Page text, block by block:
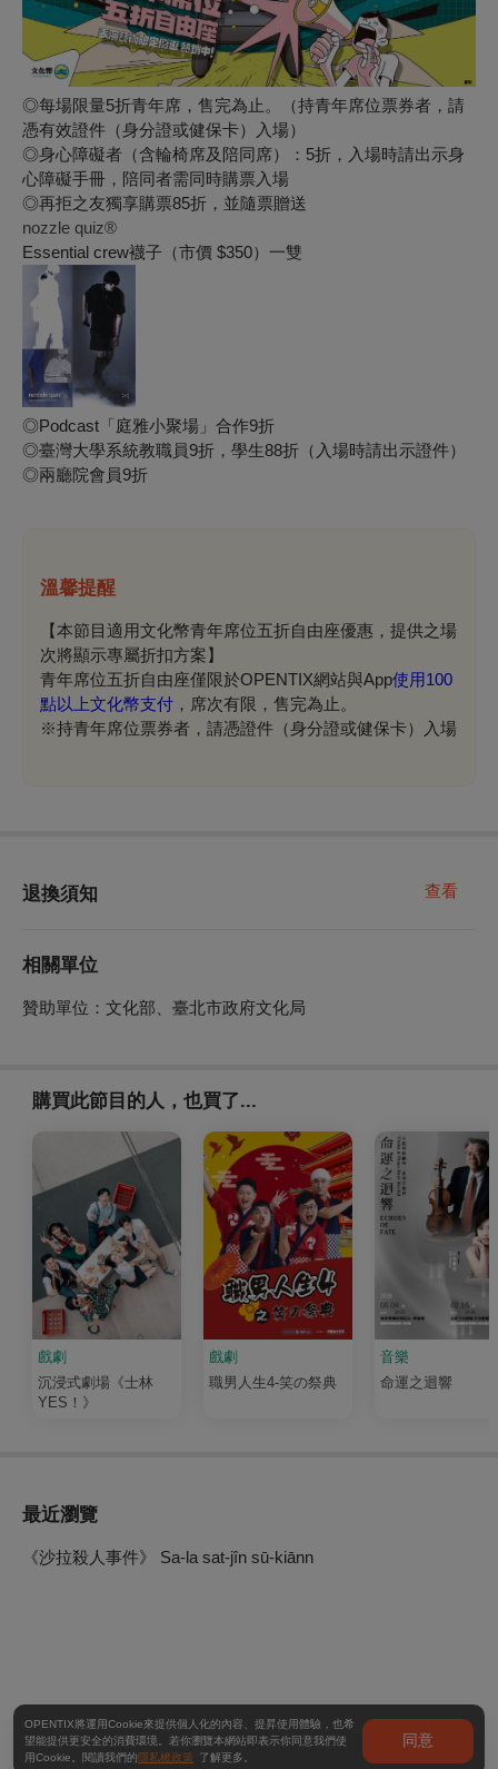
◎每場限量5折青年席，售完為止。（持青年席位票券者，請
憑有效證件（身分證或健保卡）入場）
◎身心障礙者（含輪椅席及陪同席）：5折，入場時請出示身
心障礙手冊，陪同者需同時購票入場
◎再拒之友獨享購票85折，並隨票贈送
nozzle quiz®
Essential crew襪子（市價 $350）一雙
◎Podcast「庭雅小聚場」合作9折
◎臺灣大學系統教職員9折，學生88折（入場時請出示證件）
◎兩廳院會員9折
溫馨提醒
【本節目適用文化幣青年席位五折自由座優惠，提供之場
次將顯示專屬折扣方案】
青年席位五折自由座僅限於OPENTIX網站與App使用100
點以上文化幣支付 ，席次有限，售完為止。
※持青年席位票券者，請憑證件（身分證或健保卡）入場
退換須知 查看
相關單位
贊助單位：文化部、臺北市政府文化局
購買此節目的人，也買了...
戲劇
沉浸式劇場《士林
YES！》
戲劇
職男人生4-笑の祭典
音樂
命運之迴響
最近瀏覽
《沙拉殺人事件》 Sa-la sat-jîn sū-kiānn
OPENTIX將運用Cookie來提供個人化的內容、提昇使用體驗，也希
望能提供更安全的消費環境。若你瀏覽本網站即表示你同意我們使
用Cookie。閱讀我們的隱私權政策 了解更多。
同意